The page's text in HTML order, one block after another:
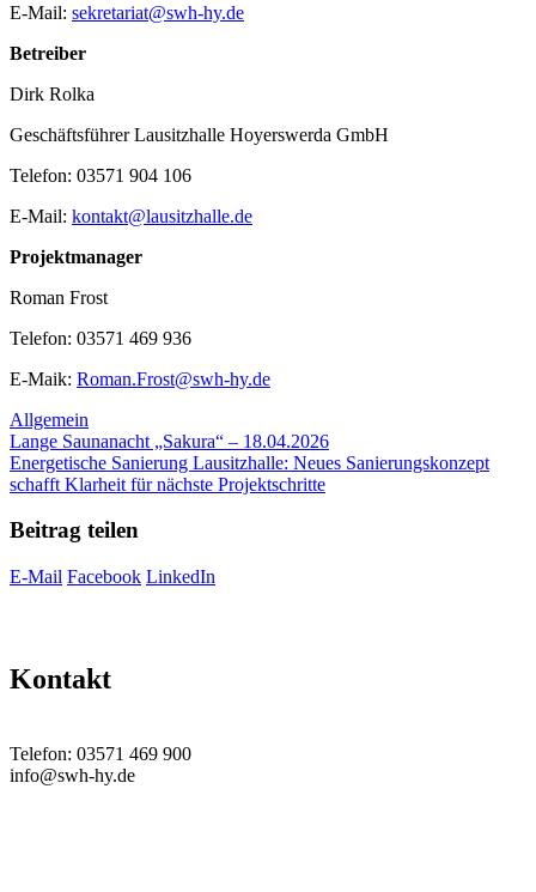
E-Mail: sekretariat@swh-hy.de
Betreiber
Dirk Rolka
Geschäftsführer Lausitzhalle Hoyerswerda GmbH
Telefon: 03571 904 106
E-Mail: kontakt@lausitzhalle.de
Projektmanager
Roman Frost
Telefon: 03571 469 936
E-Maik: Roman.Frost@swh-hy.de
Kategorien
Allgemein
Lange Saunanacht „Sakura“ – 18.04.2026
Energetische Sanierung Lausitzhalle: Neues Sanierungskonzept
schafft Klarheit für nächste Projektschritte
Beitrag teilen
E-Mail Facebook LinkedIn
Kontakt
Telefon: 03571 469 900
info@swh-hy.de